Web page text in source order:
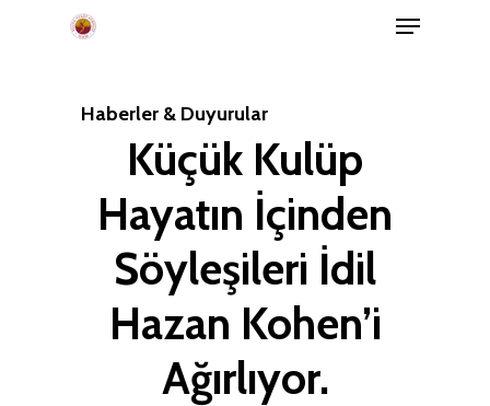
Menu
Haberler & Duyurular
Küçük Kulüp
Hayatın İçinden
Söyleşileri İdil
Hazan Kohen’i
Ağırlıyor.